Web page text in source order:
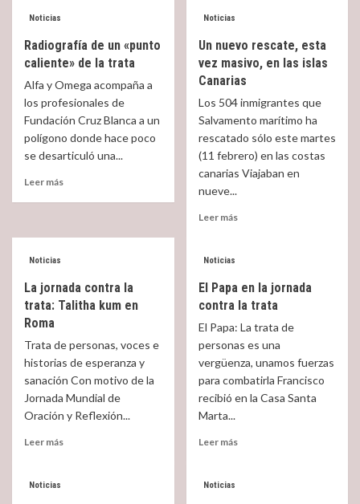
en
Libia
migrantes
que
quieren
llegar
Europa
la
CEE
la
trata»
Noticias
Radiografía de un «punto
caliente» de la trata
Alfa y Omega acompaña a
los profesionales de
Fundación Cruz Blanca a un
polígono donde hace poco
se desarticuló una...
Leer más
de
caliente»
de
Noticias
Un nuevo rescate, esta
vez masivo, en las islas
Canarias
Los 504 inmigrantes que
Salvamento marítimo ha
rescatado sólo este martes
(11 febrero) en las costas
canarias Viajaban en
nueve...
Leer másRead
rescate,
esta
vez
en
las
islas
Canarias
Noticias
La jornada contra la
trata: Talitha kum en
Roma
Trata de personas, voces e
historias de esperanza y
sanación Con motivo de la
Jornada Mundial de
Oración y Reflexión...
Leer más
Noticias
El Papa en la jornada
contra la trata
El Papa: La trata de
personas es una
vergüenza, unamos fuerzas
para combatirla Francisco
recibió en la Casa Santa
Marta...
Leer másRead
Noticias Noticias